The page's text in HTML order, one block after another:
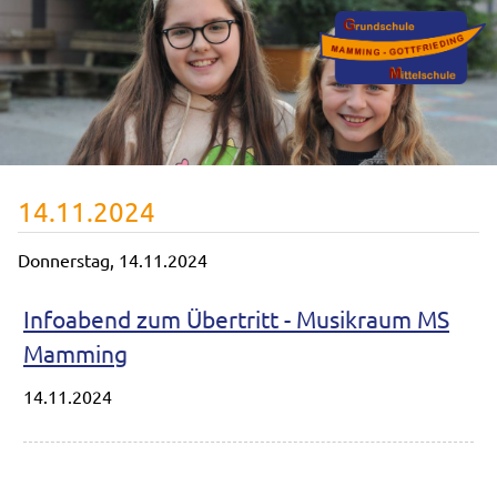
14.11.2024
Donnerstag, 14.11.2024
Infoabend zum Übertritt - Musikraum MS
Mamming
14.11.2024